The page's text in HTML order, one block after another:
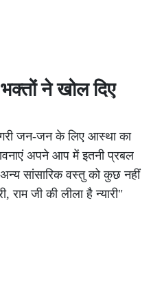
ने खोल दिए
जन-जन के लिए आस्था का
अपने आप में इतनी प्रबल
सांसारिक वस्तु को कुछ नहीं
राम जी की लीला है न्यारी"